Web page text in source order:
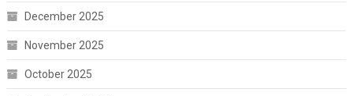
December 2025
November 2025
October 2025